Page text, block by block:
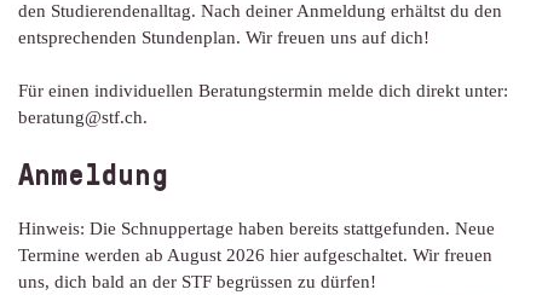
den Studierendenalltag. Nach deiner Anmeldung erhältst du den
entsprechenden Stundenplan. Wir freuen uns auf dich!
Für einen individuellen Beratungstermin melde dich direkt unter:
beratung@stf.ch.
Anmeldung
Hinweis: Die Schnuppertage haben bereits stattgefunden. Neue
Termine werden ab August 2026 hier aufgeschaltet. Wir freuen
uns, dich bald an der STF begrüssen zu dürfen!